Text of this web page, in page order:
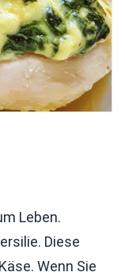
Leben.
Diese
Wenn Sie